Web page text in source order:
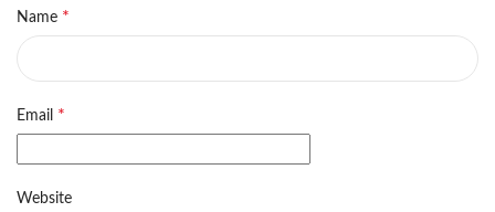
Name *
Email *
Website